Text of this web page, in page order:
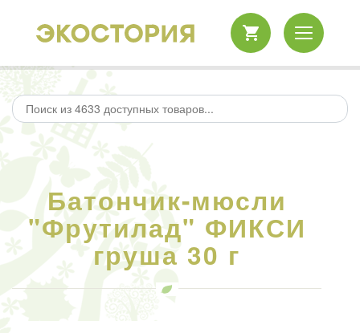
Батончик-мюсли
"Фрутилад" ФИКСИ
груша 30 г